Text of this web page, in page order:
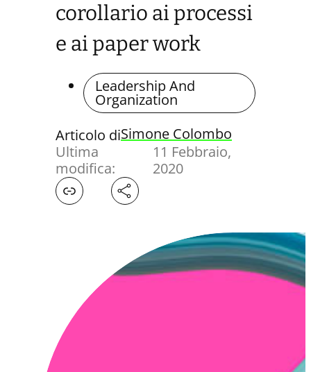
corollario ai processi
e ai paper work
Leadership And
Organization
Articolo diSimone Colombo
Ultima
modifica:
11 Febbraio,
2020